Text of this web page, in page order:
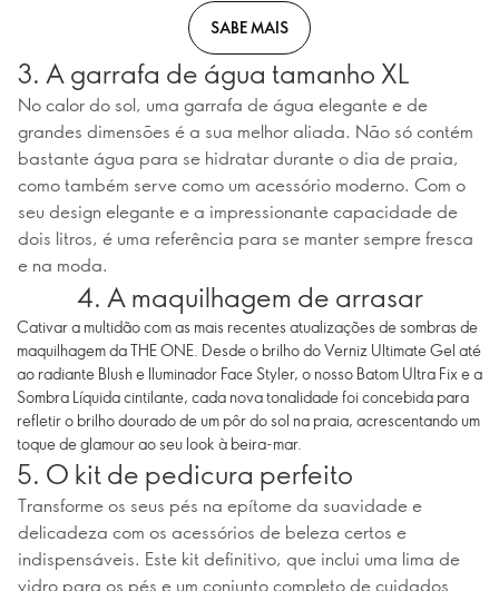
SABE MAIS
3. A garrafa de água tamanho XL
No calor do sol, uma garrafa de água elegante e de
grandes dimensões é a sua melhor aliada. Não só contém
bastante água para se hidratar durante o dia de praia,
como também serve como um acessório moderno. Com o
seu design elegante e a impressionante capacidade de
dois litros, é uma referência para se manter sempre fresca
e na moda.
4. A maquilhagem de arrasar
Cativar a multidão com as mais recentes atualizações de sombras de
maquilhagem da THE ONE. Desde o brilho do Verniz Ultimate Gel até
ao radiante Blush e Iluminador Face Styler, o nosso Batom Ultra Fix e a
Sombra Líquida cintilante, cada nova tonalidade foi concebida para
refletir o brilho dourado de um pôr do sol na praia, acrescentando um
toque de glamour ao seu look à beira-mar.
5. O kit de pedicura perfeito
Transforme os seus pés na epítome da suavidade e
delicadeza com os acessórios de beleza certos e
indispensáveis. Este kit definitivo, que inclui uma lima de
vidro para os pés e um conjunto completo de cuidados